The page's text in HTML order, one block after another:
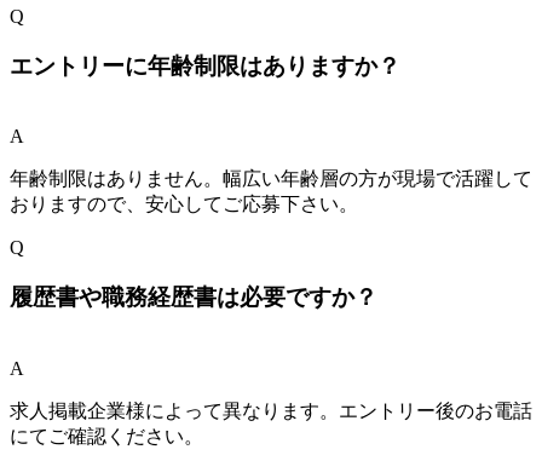
Q
エントリーに年齢制限はありますか？
A
年齢制限はありません。幅広い年齢層の方が現場で活躍して
おりますので、安心してご応募下さい。
Q
履歴書や職務経歴書は必要ですか？
A
求人掲載企業様によって異なります。エントリー後のお電話
にてご確認ください。